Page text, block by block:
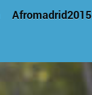
Afromadrid2015